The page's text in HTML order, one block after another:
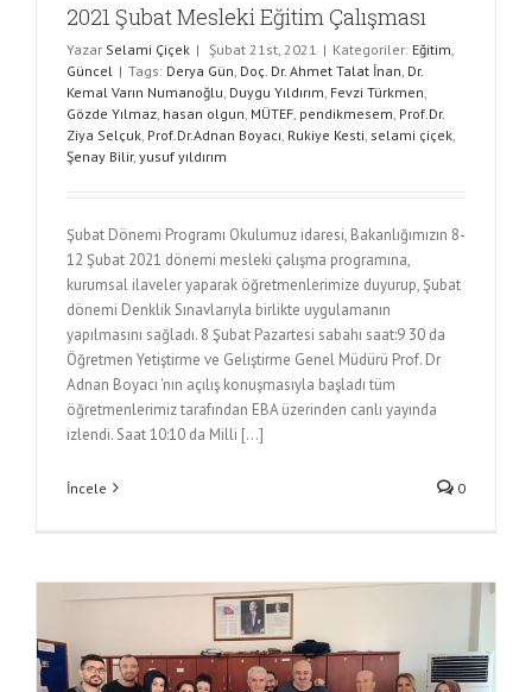
2021 Şubat Mesleki Eğitim Çalışması
Yazar Selami Çiçek | Şubat 21st, 2021 | Kategoriler: Eğitim
Güncel | Tags: Derya Gün Doç. Dr. Ahmet Talat İnan Dr.
Kemal Varın Numanoğlu Duygu Yıldırım Fevzi Türkmen
Gözde Yılmaz hasan olgun MÜTEF pendikmesem Prof.Dr.
Ziya Selçuk Prof.Dr.Adnan Boyacı Rukiye Kesti selami çiçek
Şenay Bilir, yusuf yıldırım
Şubat Dönemi Programı Okulumuz idaresi, Bakanlığımızın 8-
12 Şubat 2021 dönemi mesleki çalışma programına,
kurumsal ilaveler yaparak öğretmenlerimize duyurup, Şubat
dönemi Denklik Sınavlarıyla birlikte uygulamanın
yapılmasını sağladı. 8 Şubat Pazartesi sabahı saat:9 30 da
Öğretmen Yetiştirme ve Geliştirme Genel Müdürü Prof. Dr
Adnan Boyacı 'nın açılış konuşmasıyla başladı tüm
öğretmenlerimiz tarafından EBA üzerinden canlı yayında
izlendi. Saat 10:10 da Milli [...]
İncele 0